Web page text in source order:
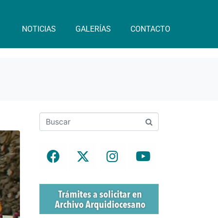
NOTICIAS GALERÍAS CONTACTO